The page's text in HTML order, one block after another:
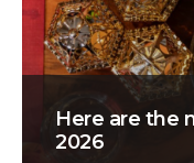
Here are the
2026